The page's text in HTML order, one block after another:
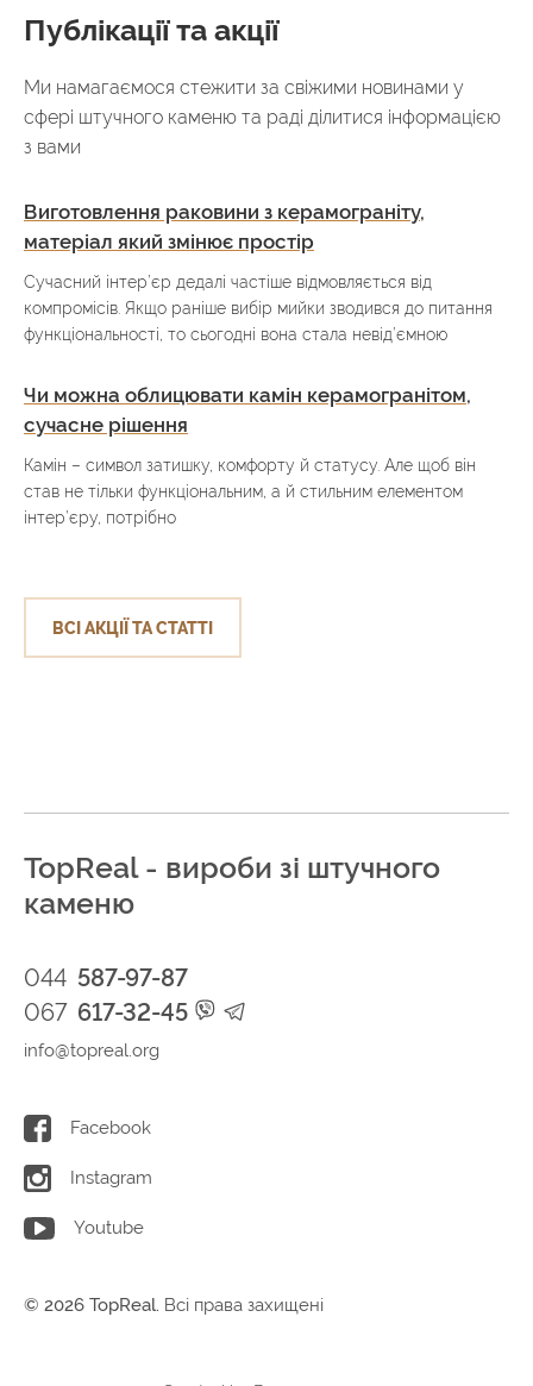
Публікації та акції
Ми намагаємося стежити за свіжими новинами у
сфері штучного каменю та раді ділитися інформацією
з вами
Виготовлення раковини з керамограніту,
матеріал який змінює простір
Сучасний інтер’єр дедалі частіше відмовляється від
компромісів. Якщо раніше вибір мийки зводився до питання
функціональності, то сьогодні вона стала невід’ємною
Чи можна облицювати камін керамогранітом,
сучасне рішення
Камін – символ затишку, комфорту й статусу. Але щоб він
став не тільки функціональним, а й стильним елементом
інтер’єру, потрібно
ВСІ АКЦІЇ ТА СТАТТІ
TopReal - вироби зі штучного
каменю
044 587-97-87
067 617-32-45
info@topreal.org
Facebook
Instagram
Youtube
© 2026 TopReal. Всі права захищені